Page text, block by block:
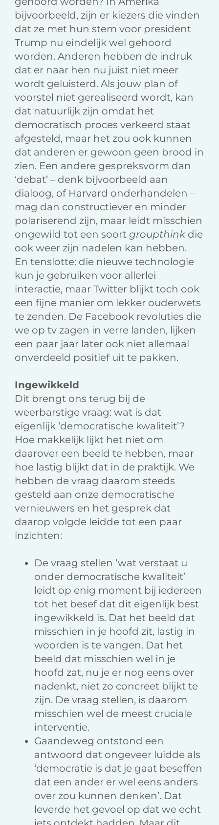
bijvoorbeeld, zijn er kiezers die vinden
dat ze met hun stem voor president
Trump nu eindelijk wel gehoord
worden. Anderen hebben de indruk
dat er naar hen nu juist niet meer
wordt geluisterd. Als jouw plan of
voorstel niet gerealiseerd wordt, kan
dat natuurlijk zijn omdat het
democratisch proces verkeerd staat
afgesteld, maar het zou ook kunnen
dat anderen er gewoon geen brood in
zien. Een andere gespreksvorm dan
‘debat’ – denk bijvoorbeeld aan
dialoog, of Harvard onderhandelen –
mag dan constructiever en minder
polariserend zijn, maar leidt misschien
ongewild tot een soort groupthink die
ook weer zijn nadelen kan hebben.
En tenslotte: die nieuwe technologie
kun je gebruiken voor allerlei
interactie, maar Twitter blijkt toch ook
een fijne manier om lekker ouderwets
te zenden. De Facebook revoluties die
we op tv zagen in verre landen, lijken
een paar jaar later ook niet allemaal
onverdeeld positief uit te pakken.
Ingewikkeld
Dit brengt ons terug bij de
weerbarstige vraag: wat is dat
eigenlijk ‘democratische kwaliteit’?
Hoe makkelijk lijkt het niet om
daarover een beeld te hebben, maar
hoe lastig blijkt dat in de praktijk. We
hebben de vraag daarom steeds
gesteld aan onze democratische
vernieuwers en het gesprek dat
daarop volgde leidde tot een paar
inzichten:
De vraag stellen ‘wat verstaat u
onder democratische kwaliteit’
leidt op enig moment bij iedereen
tot het besef dat dit eigenlijk best
ingewikkeld is. Dat het beeld dat
misschien in je hoofd zit, lastig in
woorden is te vangen. Dat het
beeld dat misschien wel in je
hoofd zat, nu je er nog eens over
nadenkt, niet zo concreet blijkt te
zijn. De vraag stellen, is daarom
misschien wel de meest cruciale
interventie.
Gaandeweg ontstond een
antwoord dat ongeveer luidde als
‘democratie is dat je gaat beseffen
dat een ander er wel eens anders
over zou kunnen denken’. Dat
leverde het gevoel op dat we echt